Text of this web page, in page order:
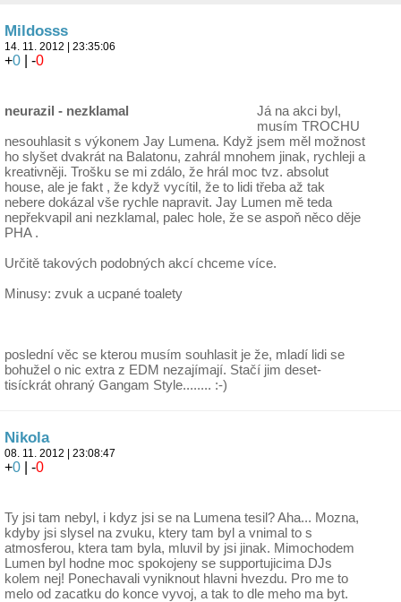
Mildosss
14. 11. 2012 | 23:35:06
+0 | -0
neurazil - nezklamal
Já na akci byl,
musím TROCHU
nesouhlasit s výkonem Jay Lumena. Když jsem měl možnost
ho slyšet dvakrát na Balatonu, zahrál mnohem jinak, rychleji a
kreativněji. Trošku se mi zdálo, že hrál moc tvz. absolut
house, ale je fakt , že když vycítil, že to lidi třeba až tak
nebere dokázal vše rychle napravit. Jay Lumen mě teda
nepřekvapil ani nezklamal, palec hole, že se aspoň něco děje
PHA .
Určitě takových podobných akcí chceme více.
Minusy: zvuk a ucpané toalety
poslední věc se kterou musím souhlasit je že, mladí lidi se
bohužel o nic extra z EDM nezajímají. Stačí jim deset-
tisíckrát ohraný Gangam Style........ :-)
Nikola
08. 11. 2012 | 23:08:47
+0 | -0
Ty jsi tam nebyl, i kdyz jsi se na Lumena tesil? Aha... Mozna,
kdyby jsi slysel na zvuku, ktery tam byl a vnimal to s
atmosferou, ktera tam byla, mluvil by jsi jinak. Mimochodem
Lumen byl hodne moc spokojeny se supportujicima DJs
kolem nej! Ponechavali vyniknout hlavni hvezdu. Pro me to
melo od zacatku do konce vyvoj, a tak to dle meho ma byt.